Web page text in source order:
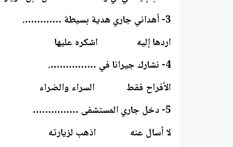
3- أهداني جاري هدية بسيطة ………….
اردها إليه اشكره عليها
4- نشارك جيرانا في …………….
الأفراح فقط السراء والضراء
5- دخل جاري المستشفى ……………
لا أسال عنه اذهب لزيارته